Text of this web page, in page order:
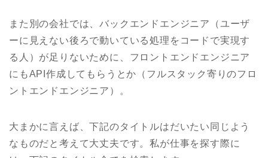
また別の会社では、バックエンドエンジニア（ユーザ
ーに見えない後ろで動いている処理をコードで実現す
る人）が足りないために、フロントエンドエンジニア
にもAPI作成してもらうとか（フルスタック寄りのフロ
ントエンドエンジニア）。
大まかに言えば、下記のタイトルはだいたい同じよう
なものだと考えて大丈夫です。私が仕事を探す際に